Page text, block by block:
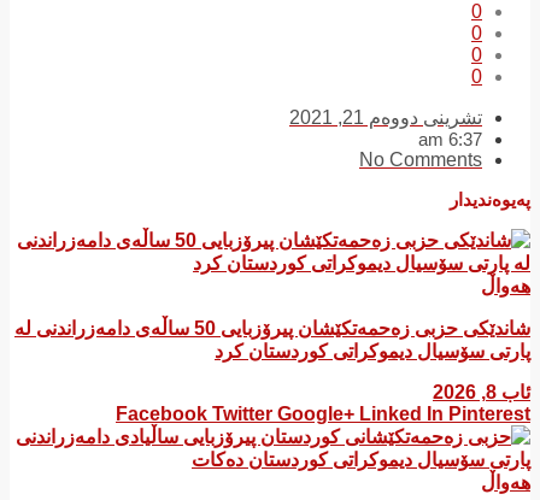
0
0
0
0
تشرینی دووەم 21, 2021
6:37 am
No Comments
پەیوەندیدار
هەواڵ
شاندێکی حزبی زەحمەتکێشان پیرۆزبایی 50 ساڵەی دامەزراندنی لە
پارتی سۆسیال دیموکراتی کوردستان کرد
ئاب 8, 2026
Facebook Twitter Google+ Linked In Pinterest
هەواڵ